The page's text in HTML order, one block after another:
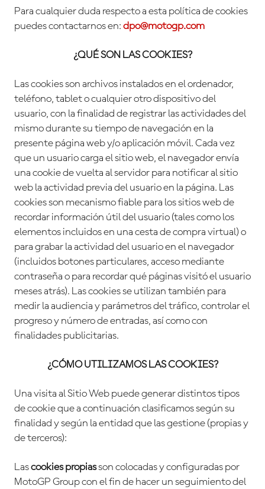
Para cualquier duda respecto a esta política de cookies
puedes contactarnos en: dpo@motogp.com
¿QUÉ SON LAS COOKIES?
Las cookies son archivos instalados en el ordenador,
teléfono, tablet o cualquier otro dispositivo del
usuario, con la finalidad de registrar las actividades del
mismo durante su tiempo de navegación en la
presente página web y/o aplicación móvil. Cada vez
que un usuario carga el sitio web, el navegador envía
una cookie de vuelta al servidor para notificar al sitio
web la actividad previa del usuario en la página. Las
cookies son mecanismo fiable para los sitios web de
recordar información útil del usuario (tales como los
elementos incluidos en una cesta de compra virtual) o
para grabar la actividad del usuario en el navegador
(incluidos botones particulares, acceso mediante
contraseña o para recordar qué páginas visitó el usuario
meses atrás). Las cookies se utilizan también para
medir la audiencia y parámetros del tráfico, controlar el
progreso y número de entradas, así como con
finalidades publicitarias.
¿CÓMO UTILIZAMOS LAS COOKIES?
Una visita al Sitio Web puede generar distintos tipos
de cookie que a continuación clasificamos según su
finalidad y según la entidad que las gestione (propias y
de terceros):
Lascookies propiasson colocadas y configuradas por
MotoGP Group con el fin de hacer un seguimiento del